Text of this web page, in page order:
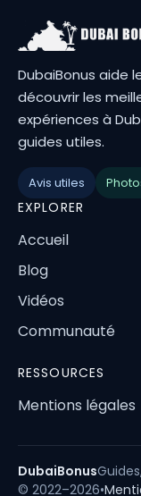
DubaiBonus aide
découvrir les
expériences à
guides utiles.
Avis utiles
EXPLORER
Accueil
Blog
Vidéos
Communauté
RESSOURCES
Mentions légales
DubaiBonus
© 2022–2026•